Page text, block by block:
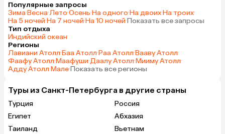
Популярные запросы
Зима·Весна·Лето·Осень·На одного·На двоих·На троих·
На 5 ночей·На 7 ночей·На 10 ночей·Показать все запросы
Тип отдыха
Индийский океан
Регионы
Лавиани Атолл·Баа Атолл·Раа Атолл·Вааву Атолл·
Фаафу Атолл·Маафуши·Даалу Атолл·Мииму Атолл·
Адду Атолл·Мале·Показать все регионы
Туры из Санкт-Петербурга в другие страны
Турция
Россия
Египет
Абхазия
Таиланд
Вьетнам